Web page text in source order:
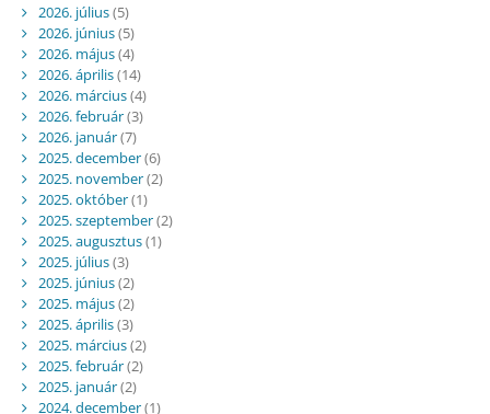
2026. július(5)
2026. június(5)
2026. május(4)
2026. április(14)
2026. március(4)
2026. február(3)
2026. január(7)
2025. december(6)
2025. november(2)
2025. október(1)
2025. szeptember(2)
2025. augusztus(1)
2025. július(3)
2025. június(2)
2025. május(2)
2025. április(3)
2025. március(2)
2025. február(2)
2025. január(2)
2024. december(1)